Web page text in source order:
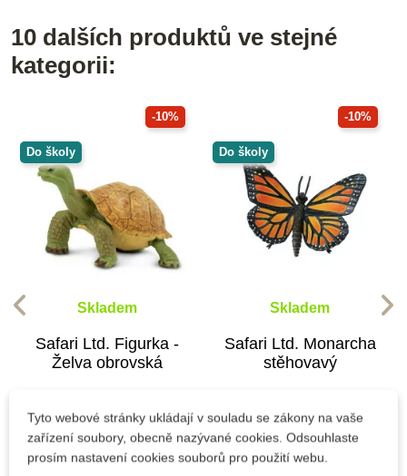
10 dalších produktů ve stejné
kategorii:
-10%
Do školy
Skladem
Safari Ltd. Figurka -
Želva obrovská
162 Kč180 Kč
-10%
Do školy
Skladem
Safari Ltd. Monarcha
stěhovavý
187 Kč208 Kč
Tyto webové stránky ukládají v souladu se zákony na vaše
zařízení soubory, obecně nazývané cookies. Odsouhlaste
prosím nastavení cookies souborů pro použití webu.